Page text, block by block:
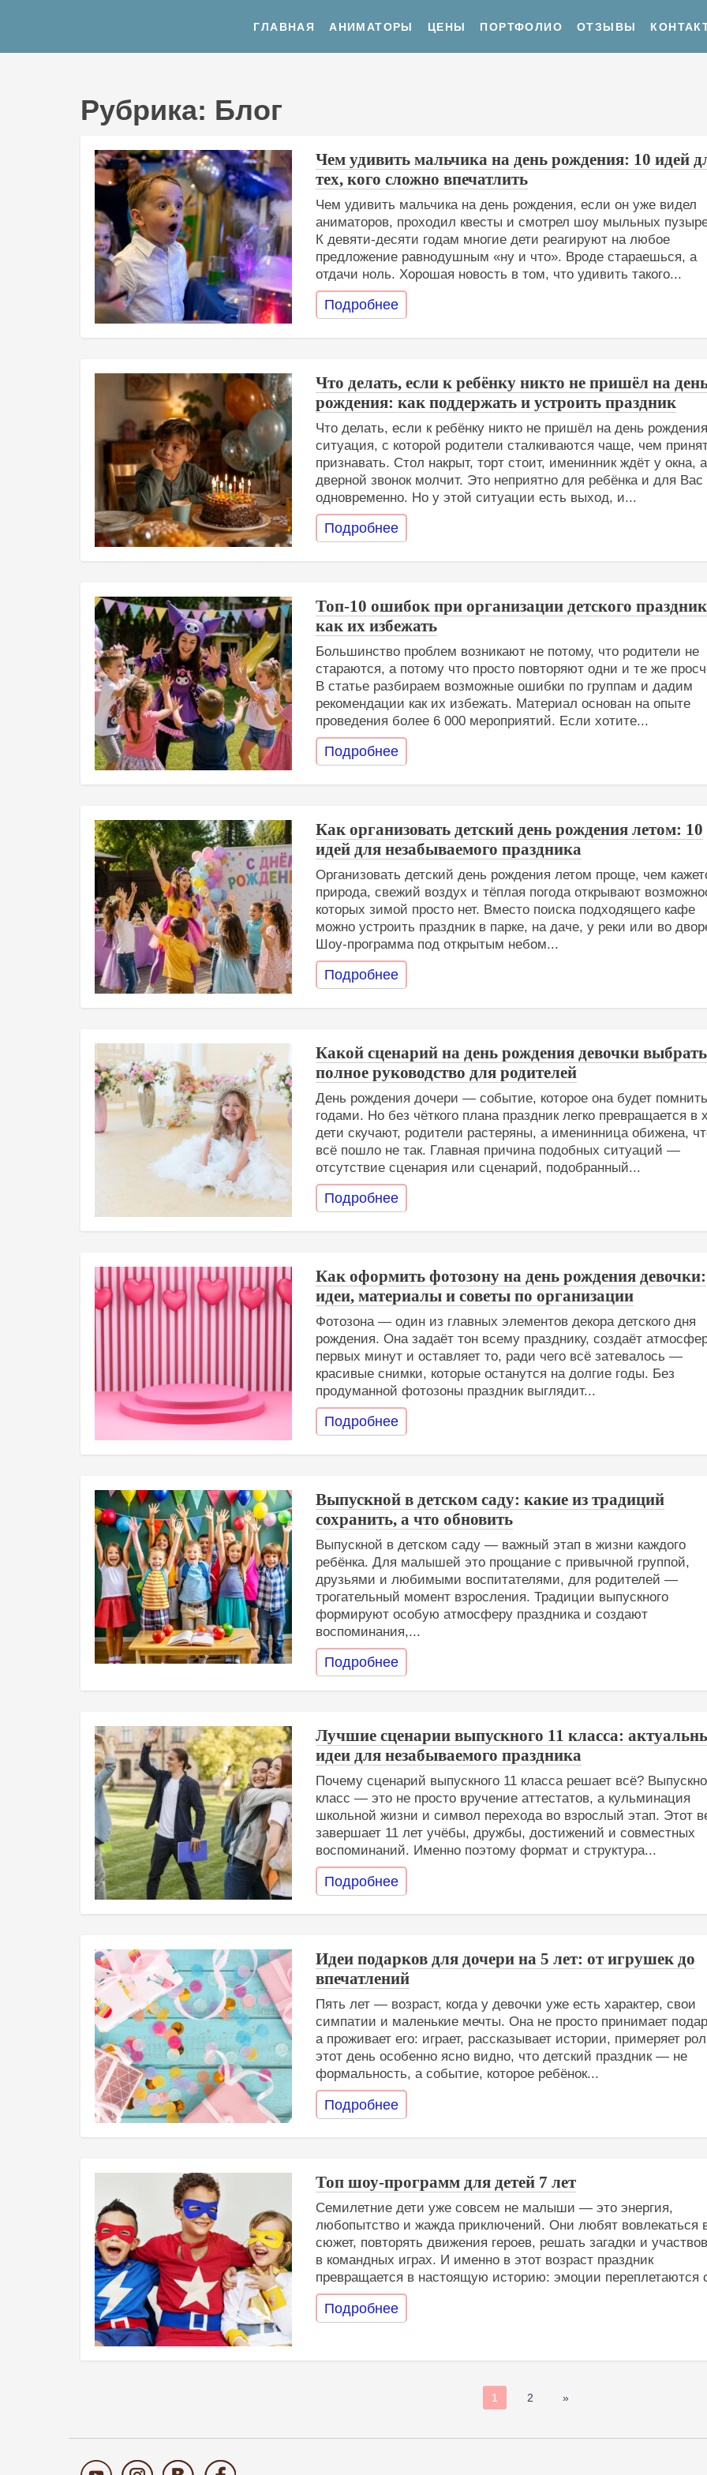
ГЛАВНАЯ АНИМАТОРЫ ЦЕНЫ ПОРТФОЛИО ОТЗЫВЫ
Рубрика: Блог
Чем удивить мальчика на день рождения: 10 идей
тех, кого сложно впечатлить
Чем удивить мальчика на день рождения, если он уже видел
аниматоров, проходил квесты и смотрел шоу мыльных
К девяти-десяти годам многие дети реагируют на любое
предложение равнодушным «ну и что». Вроде стараешься, а
отдачи ноль. Хорошая новость в том, что удивить такого...
Подробнее
Что делать, если к ребёнку никто не пришёл на
рождения: как поддержать и устроить праздник
Что делать, если к ребёнку никто не пришёл на день
ситуация, с которой родители сталкиваются чаще, чем
признавать. Стол накрыт, торт стоит, именинник ждёт у окна, а
дверной звонок молчит. Это неприятно для ребёнка и для Вас
одновременно. Но у этой ситуации есть выход, и...
Подробнее
Топ-10 ошибок при организации детского
как их избежать
Большинство проблем возникают не потому, что родители не
стараются, а потому что просто повторяют одни и те же
В статье разбираем возможные ошибки по группам и дадим
рекомендации как их избежать. Материал основан на опыте
проведения более 6 000 мероприятий. Если хотите...
Подробнее
Как организовать детский день рождения летом: 10
идей для незабываемого праздника
Организовать детский день рождения летом проще, чем
природа, свежий воздух и тёплая погода открывают
которых зимой просто нет. Вместо поиска подходящего кафе
можно устроить праздник в парке, на даче, у реки или во
Шоу-программа под открытым небом...
Подробнее
Какой сценарий на день рождения девочки
полное руководство для родителей
День рождения дочери — событие, которое она будет
годами. Но без чёткого плана праздник легко превращается в
дети скучают, родители растеряны, а именинница обижена,
всё пошло не так. Главная причина подобных ситуаций —
отсутствие сценария или сценарий, подобранный...
Подробнее
Как оформить фотозону на день рождения девочки:
идеи, материалы и советы по организации
Фотозона — один из главных элементов декора детского дня
рождения. Она задаёт тон всему празднику, создаёт
первых минут и оставляет то, ради чего всё затевалось —
красивые снимки, которые останутся на долгие годы. Без
продуманной фотозоны праздник выглядит...
Подробнее
Выпускной в детском саду: какие из традиций
сохранить, а что обновить
Выпускной в детском саду — важный этап в жизни каждого
ребёнка. Для малышей это прощание с привычной группой,
друзьями и любимыми воспитателями, для родителей —
трогательный момент взросления. Традиции выпускного
формируют особую атмосферу праздника и создают
воспоминания,...
Подробнее
Лучшие сценарии выпускного 11 класса:
идеи для незабываемого праздника
Почему сценарий выпускного 11 класса решает всё?
класс — это не просто вручение аттестатов, а кульминация
школьной жизни и символ перехода во взрослый этап. Этот
завершает 11 лет учёбы, дружбы, достижений и совместных
воспоминаний. Именно поэтому формат и структура...
Подробнее
Идеи подарков для дочери на 5 лет: от игрушек до
впечатлений
Пять лет — возраст, когда у девочки уже есть характер, свои
симпатии и маленькие мечты. Она не просто принимает
а проживает его: играет, рассказывает истории, примеряет
этот день особенно ясно видно, что детский праздник — не
формальность, а событие, которое ребёнок...
Подробнее
Топ шоу-программ для детей 7 лет
Семилетние дети уже совсем не малыши — это энергия,
любопытство и жажда приключений. Они любят вовлекаться
сюжет, повторять движения героев, решать загадки и
в командных играх. И именно в этот возраст праздник
превращается в настоящую историю: эмоции переплетаются
Подробнее
по
1 2 »